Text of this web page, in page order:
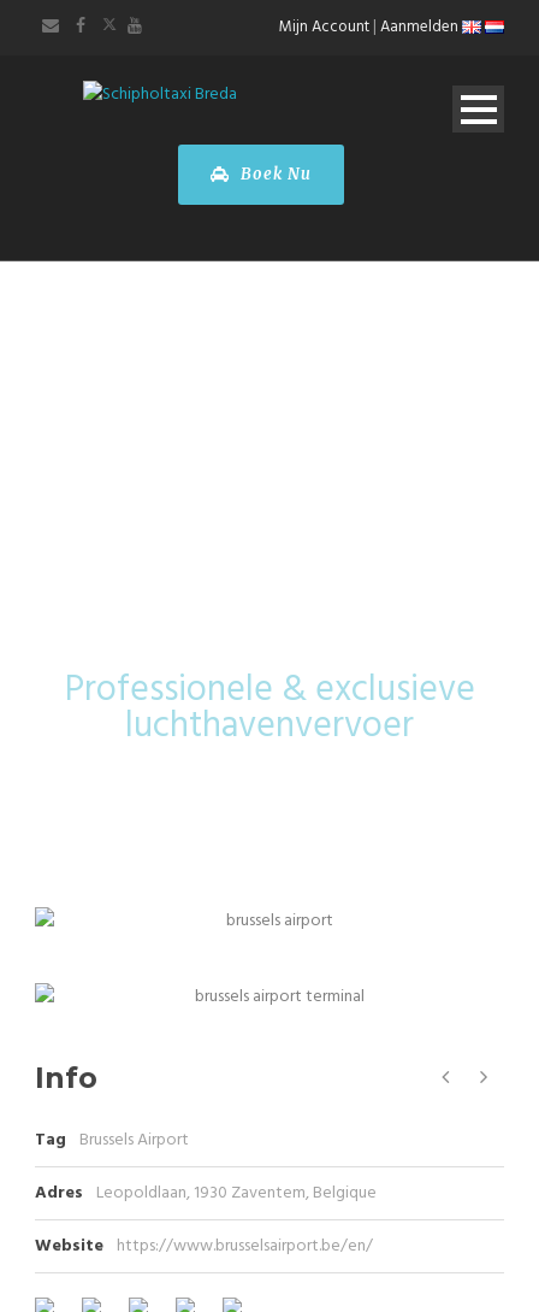
Mijn Account|Aanmelden
Boek Nu
Professionele & exclusieve
luchthavenvervoer
Info
Tag Brussels Airport
Adres Leopoldlaan, 1930 Zaventem, Belgique
Website https://www.brusselsairport.be/en/